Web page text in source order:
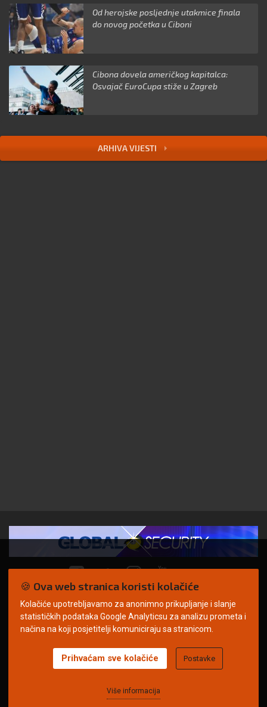
Od herojske posljednje utakmice finala
do novog početka u Ciboni
Cibona dovela američkog kapitalca:
Osvajač EuroCupa stiže u Zagreb
ARHIVA VIJESTI
© Copyright 2026. | ARILEO
Uvjeti korištenja Politika privatnosti
Impressum
🍪 Ova web stranica koristi kolačiće
Kolačiće upotrebljavamo za anonimno prikupljanje i slanje
statističkih podataka Google Analyticsu za analizu prometa i
načina na koji posjetitelji komuniciraju sa stranicom.
Više informacija
Prihvaćam sve kolačiće Postavke